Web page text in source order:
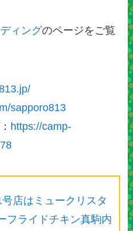
ィングのページをご覧
sapporo813
https://camp-
号店はミュークリスタ
フライドチキン真駒内